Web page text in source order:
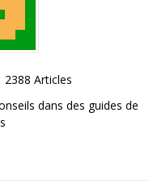
2388 Articles
dans des guides de